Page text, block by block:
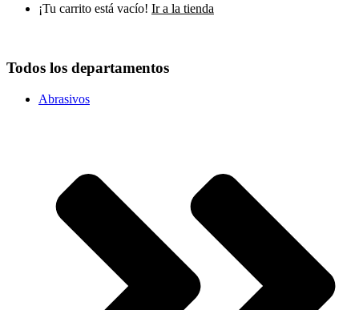
¡Tu carrito está vacío! Ir a la tienda
Todos los departamentos
Abrasivos